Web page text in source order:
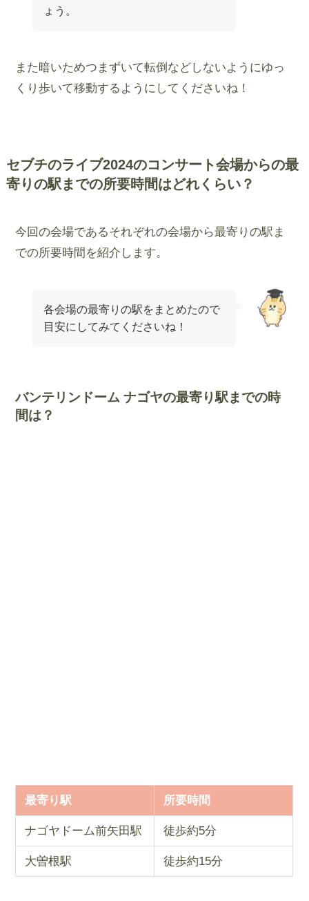
ょう。
また暗いためつまずいて転倒などしないようにゆっ
くり歩いて移動するようにしてくださいね！
セブチのライブ2024のコンサート会場からの最
寄りの駅までの所要時間はどれくらい？
今回の会場であるそれぞれの会場から最寄りの駅ま
での所要時間を紹介します。
各会場の最寄りの駅をまとめたので
目安にしてみてくださいね！
バンテリンドーム ナゴヤの最寄り駅までの時
間は？
最寄り駅 所要時間
ナゴヤドーム前矢田駅 徒歩約5分
大曽根駅 徒歩約15分